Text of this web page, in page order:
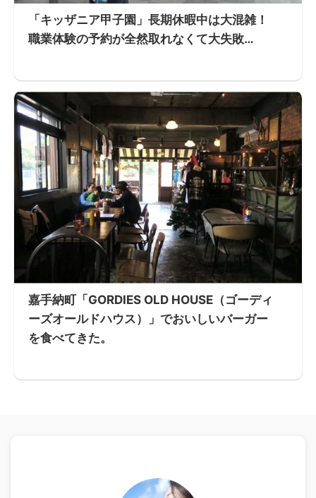
「キッザニア甲子園」長期休暇中は大混雑！
職業体験の予約が全然取れなくて大失敗…
嘉手納町「GORDIES OLD HOUSE（ゴーディ
ーズオールドハウス）」でおいしいバーガー
を食べてきた。